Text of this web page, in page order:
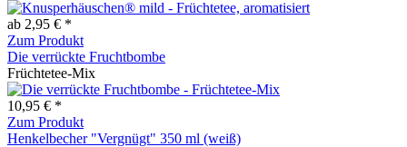
ab 2,95 € *
Zum Produkt
Die verrückte Fruchtbombe
Früchtetee-Mix
10,95 € *
Zum Produkt
Henkelbecher "Vergnügt" 350 ml (weiß)